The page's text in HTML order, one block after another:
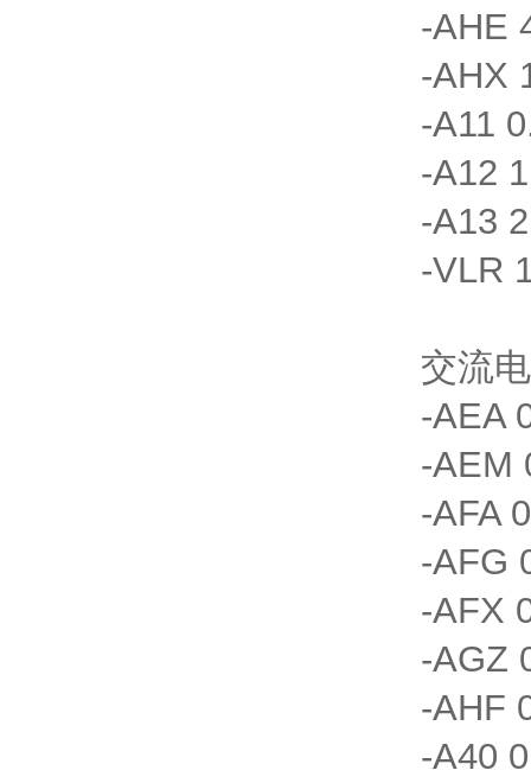
-AHE
-AHX
-A11
-A12
-A13
-VLR
交流
-AEA
-AEM
-AFA
-AFG
-AFX
-AGZ
-AHF
-A40